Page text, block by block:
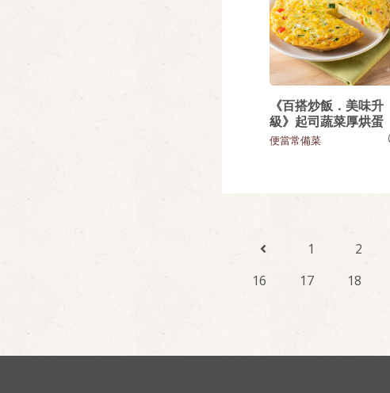
《百搭炒飯．美味升
級》起司蔬菜厚烘蛋
便當常備菜
1 2
16
17 18